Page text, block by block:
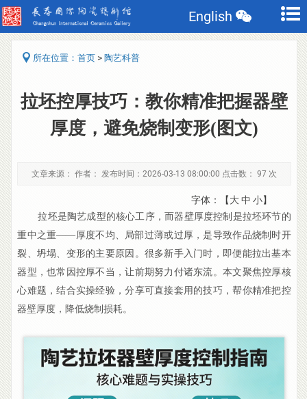
English
所在位置： 首页 > 陶艺科普
拉坯控厚技巧：教你精准把握器壁
厚度，避免烧制变形(图文)
文章来源： 作者： 发布时间：2026-03-13 08:00:00 点击数： 97 次
字体：【大 中 小】
拉坯是陶艺成型的核心工序，而器壁厚度控制是拉坯环节的
重中之重——厚度不均、局部过薄或过厚，是导致作品烧制时开
裂、坍塌、变形的主要原因。很多新手入门时，即便能拉出基本
器型，也常因控厚不当，让前期努力付诸东流。本文聚焦控厚核
心难题，结合实操经验，分享可直接套用的技巧，帮你精准把控
器壁厚度，降低烧制损耗。